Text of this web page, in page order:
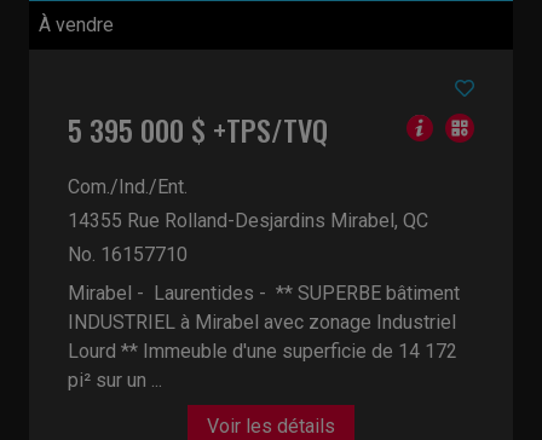
À vendre
5 395 000 $ +TPS/TVQ
Com./Ind./Ent.
14355 Rue Rolland-Desjardins Mirabel, QC
No. 16157710
Mirabel - Laurentides - ** SUPERBE bâtiment
INDUSTRIEL à Mirabel avec zonage Industriel
Lourd ** Immeuble d'une superficie de 14 172
pi² sur un ...
Voir les détails